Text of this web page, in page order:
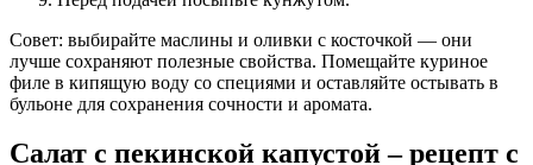
Совет: выбирайте маслины и оливки с косточкой — они
лучше сохраняют полезные свойства. Помещайте куриное
филе в кипящую воду со специями и оставляйте остывать в
бульоне для сохранения сочности и аромата.
Салат с пекинской капустой – рецепт с